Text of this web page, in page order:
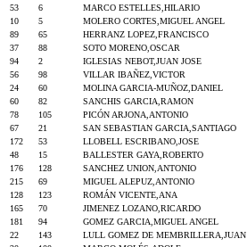
53
6 MARCO ESTELLES,HILARIO
10
5 MOLERO CORTES,MIGUEL ANGEL
89
65 HERRANZ LOPEZ,FRANCISCO
37
88 SOTO MORENO,OSCAR
94
2 IGLESIAS NEBOT,JUAN JOSE
56
98 VILLAR IBAÑEZ,VICTOR
24
60 MOLINA GARCIA-MUÑOZ,DANIEL
60
82 SANCHIS GARCIA,RAMON
78
105 PICÓN ARJONA,ANTONIO
67
21 SAN SEBASTIAN GARCIA,SANTIAGO
172
53 LLOBELL ESCRIBANO,JOSE
48
15 BALLESTER GAYA,ROBERTO
176
128 SANCHEZ UNION,ANTONIO
215
69 MIGUEL ALEPUZ,ANTONIO
128
123 ROMÁN VICENTE,ANA
165
70 JIMENEZ LOZANO,RICARDO
181
94 GOMEZ GARCIA,MIGUEL ANGEL
22
143 LULL GOMEZ DE MEMBRILLERA,JUAN